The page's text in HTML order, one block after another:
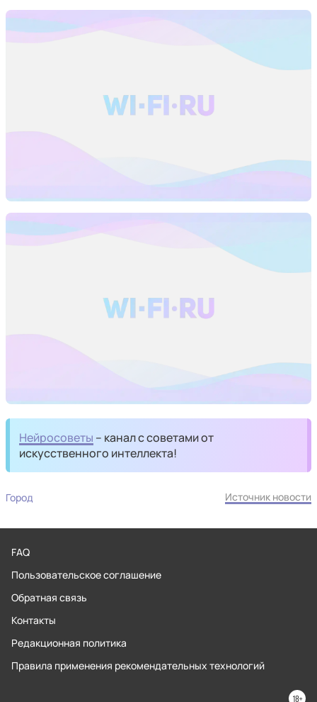
Нейросоветы – канал с советами от
искусственного интеллекта!
Город Источник новости
FAQ
Пользовательское соглашение
Обратная связь
Контакты
Редакционная политика
Правила применения рекомендательных технологий